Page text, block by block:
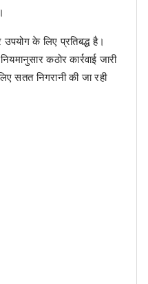
के लिए प्रतिबद्ध है।
कठोर कार्रवाई जारी
सतत निगरानी की जा रही